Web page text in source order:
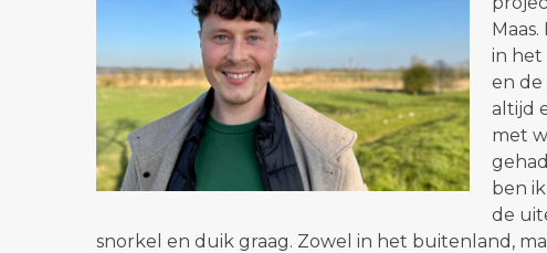
in het
en de
altijd
met
ben
de
snorkel en duik graag. Zowel in het buitenland,